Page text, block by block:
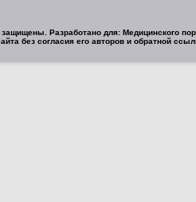
Разработано для: Медицинского
без согласия его авторов и обратной